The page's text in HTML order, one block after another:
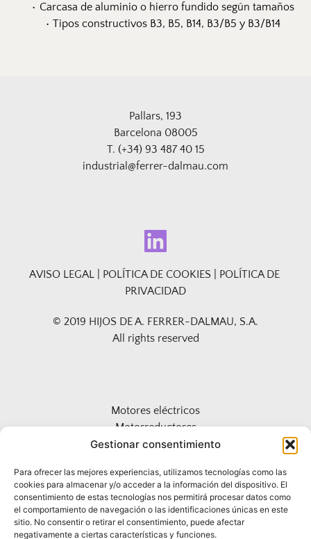
Gestionar consentimiento
Para ofrecer las mejores experiencias, utilizamos tecnologías como las
cookies para almacenar y/o acceder a la información del dispositivo. El
consentimiento de estas tecnologías nos permitirá procesar datos como
el comportamiento de navegación o las identificaciones únicas en este
sitio. No consentir o retirar el consentimiento, puede afectar
negativamente a ciertas características y funciones.
Carcasa de aluminio o hierro fundido según tamaños
Tipos constructivos B3, B5, B14, B3/B5 y B3/B14
Pallars, 193
Barcelona 08005
T. (+34) 93 487 40 15
industrial@ferrer-dalmau.com
AVISO LEGAL | POLÍTICA DE COOKIES
POLÍTICA DE
PRIVACIDAD
© 2019 HIJOS DE A. FERRER-DALMAU, S.A.
All rights reserved
Motores eléctricos
Motorreductores
Actuadores hidráulicos
Variadores de Frecuencia
Acoplamientos
Limitadores de par
Pirómetros